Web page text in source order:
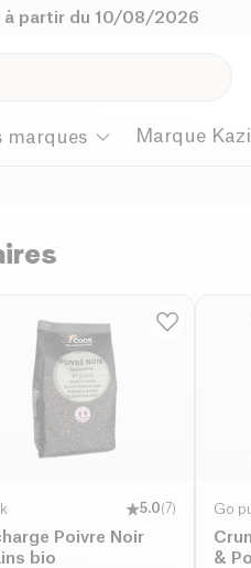
à partir du 10/08/2026
marques Marque
5.0( 7)
Poivre Noir
bio
Go
&